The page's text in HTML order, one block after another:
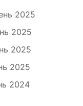
2025
2025
2025
2025
2024